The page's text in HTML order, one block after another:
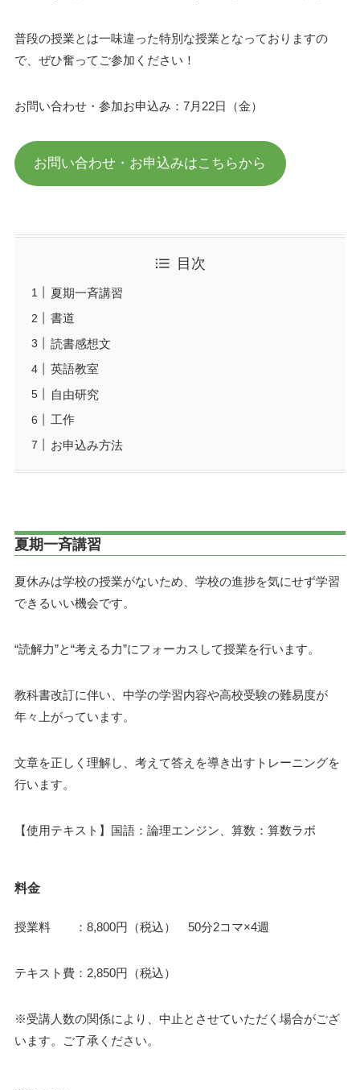
普段の授業とは一味違った特別な授業となっておりますの
で、ぜひ奮ってご参加ください！
お問い合わせ・参加お申込み：7月22日（金）
お問い合わせ・お申込みはこちらから
目次
夏期一斉講習
書道
読書感想文
英語教室
自由研究
工作
お申込み方法
夏期一斉講習
夏休みは学校の授業がないため、学校の進捗を気にせず学習
できるいい機会です。
“読解力”と“考える力”にフォーカスして授業を行います。
教科書改訂に伴い、中学の学習内容や高校受験の難易度が
年々上がっています。
文章を正しく理解し、考えて答えを導き出すトレーニングを
行います。
【使用テキスト】国語：論理エンジン、算数：算数ラボ
料金
授業料 ：8,800円（税込） 50分2コマ×4週
テキスト費：2,850円（税込）
※受講人数の関係により、中止とさせていただく場合がござ
います。ご了承ください。